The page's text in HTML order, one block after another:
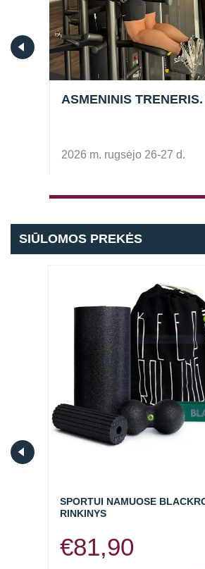
ASMENINIS
2026 m. rugsėjo 26-27 d.
SIŪLOMOS PREKĖS
SPORTUI NAMUOSE
RINKINYS
€81,90